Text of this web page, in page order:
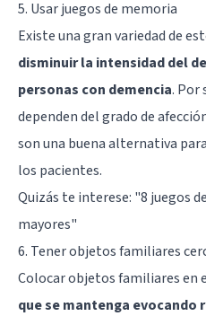
5. Usar juegos de memoria
Existe una gran variedad de
disminuir la intensidad del
personas con demencia. Por
dependen del grado de
son una buena alternativa
los pacientes.
Quizás te interese: "8 juegos
mayores"
6. Tener objetos familiares
Colocar objetos familiares en
que se mantenga evocando